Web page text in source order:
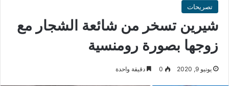
تصريحات
شيرين تسخر من شائعة الشجار مع
زوجها بصورة رومنسية
يونيو 9, 2020 0 دقيقة واحدة